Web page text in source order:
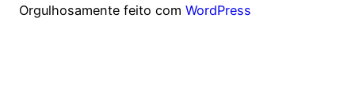
Orgulhosamente feito com WordPress